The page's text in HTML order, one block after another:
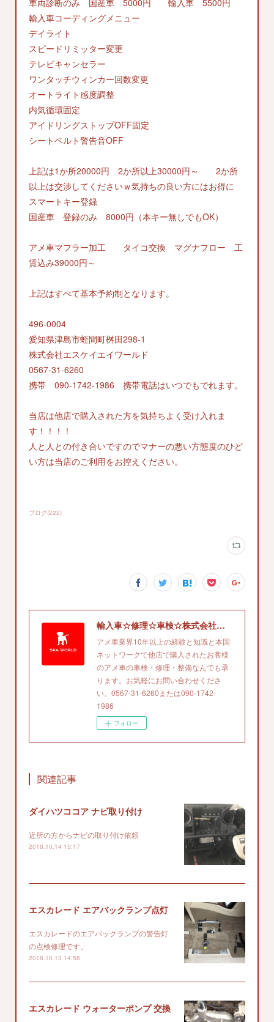
輸入車コーディングメニュー
デイライト
スピードリミッター変更
テレビキャンセラー
ワンタッチウィンカー回数変更
オートライト感度調整
内気循環固定
アイドリングストップOFF固定
シートベルト警告音OFF
上記は1か所20000円 2か所以上30000円～ 2か所
以上は交渉してくださいｗ気持ちの良い方にはお得に
スマートキー登録
国産車 登録のみ 8000円（本キー無しでもOK）
アメ車マフラー加工 タイコ交換 マグナフロー 工
賃込み39000円～
上記はすべて基本予約制となります。
496-0004
愛知県津島市蛭間町桝田298-1
株式会社エスケイエイワールド
0567-31-6260
携帯 090-1742-1986 携帯電話はいつでもでれます。
当店は他店で購入された方を気持ちよく受け入れま
す！！！！
人と人との付き合いですのでマナーの悪い方態度のひど
い方は当店のご利用をお控えください。
ブログ(222)
輸入車☆修理☆車検☆株式会社エスケイエイワールド'
アメ車業界10年以上の経験と知識と本国
ネットワークで他店で購入されたお客様
のアメ車の車検・修理・整備なんでも承
ります。お気軽にお問い合わせくださ
い。0567-31-6260または090-1742-
1986
フォロー
関連記事
ダイハツココア ナビ取り付け
近所の方からナビの取り付け依頼
2018.10.14 15:17
エスカレード エアバックランプ点灯
エスカレードのエアバックランプの警告灯
の点検修理です。
2018.10.13 14:58
エスカレード ウォーターポンプ 交換